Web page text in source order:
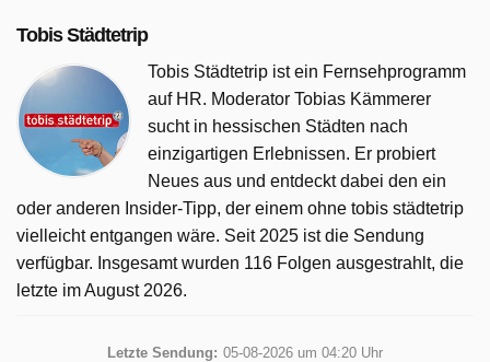
Tobis Städtetrip
Tobis Städtetrip ist ein Fernsehprogramm
auf HR. Moderator Tobias Kämmerer
sucht in hessischen Städten nach
einzigartigen Erlebnissen. Er probiert
Neues aus und entdeckt dabei den ein
oder anderen Insider-Tipp, der einem ohne tobis städtetrip
vielleicht entgangen wäre. Seit 2025 ist die Sendung
verfügbar. Insgesamt wurden 116 Folgen ausgestrahlt, die
letzte im August 2026.
Letzte Sendung: 05-08-2026 um 04:20 Uhr